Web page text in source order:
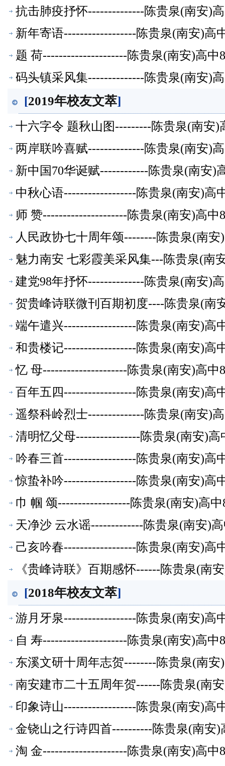
抗击肺疫抒怀--------------陈贵泉(南安)
新年寄语------------------陈贵泉(南安)高
题 荷---------------------陈贵泉(南安)高中
码头镇采风集--------------陈贵泉(南安)
[2019年校友文萃]
十六字令 题秋山图---------陈贵泉(南安)
两岸联吟喜赋--------------陈贵泉(南安)
新中国70华诞赋------------陈贵泉(南安)
中秋心语------------------陈贵泉(南安)高
师 赞---------------------陈贵泉(南安)高中
人民政协七十周年颂--------陈贵泉(南
魅力南安 七彩霞美采风集---陈贵泉(南
建党98年抒怀--------------陈贵泉(南安)
贺贵峰诗联微刊百期初度----陈贵泉(南
端午遣兴------------------陈贵泉(南安)高
和贵楼记------------------陈贵泉(南安)高
忆 母---------------------陈贵泉(南安)高中
百年五四------------------陈贵泉(南安)高
遥祭科岭烈士--------------陈贵泉(南安)
清明忆父母----------------陈贵泉(南安)高
吟春三首------------------陈贵泉(南安)高
惊蛰补吟------------------陈贵泉(南安)高
巾 帼 颂------------------陈贵泉(南安)高
天净沙 云水谣-------------陈贵泉(南安)
己亥吟春------------------陈贵泉(南安)高
《贵峰诗联》百期感怀------陈贵泉(南
[2018年校友文萃]
游月牙泉------------------陈贵泉(南安)高
自 寿---------------------陈贵泉(南安)高中
东溪文研十周年志贺--------陈贵泉(南安
南安建市二十五周年贺------陈贵泉(南
印象诗山------------------陈贵泉(南安)高
金铙山之行诗四首----------陈贵泉(南安)
淘 金---------------------陈贵泉(南安)高中